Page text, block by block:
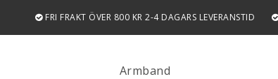
FRI FRAKT ÖVER 800 KR 2-4 DAGARS LEVERANSTID
Armband